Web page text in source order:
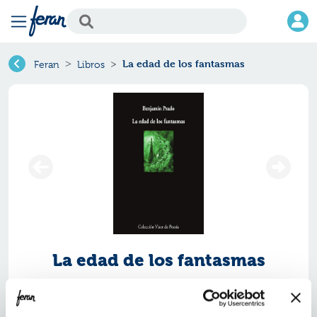
Feran Libros La edad de los fantasmas
La edad de los fantasmas
Ref.
ISBN: